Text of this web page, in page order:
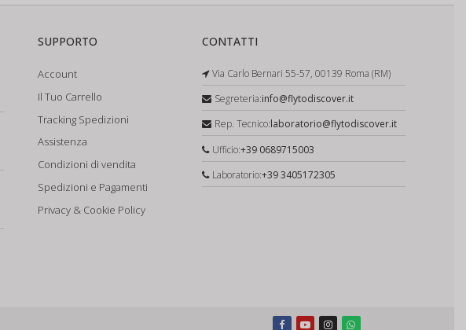
SUPPORTO
Account
Il Tuo Carrello
Tracking Spedizioni
Assistenza
Condizioni di vendita
Spedizioni e Pagamenti
Privacy & Cookie Policy
CONTATTI
Via Carlo Bernari 55-57, 00139 Roma (RM)
Segreteria:info@flytodiscover.it
Rep. Tecnico:laboratorio@flytodiscover.it
Ufficio:+39 0689715003
Laboratorio:+39 3405172305